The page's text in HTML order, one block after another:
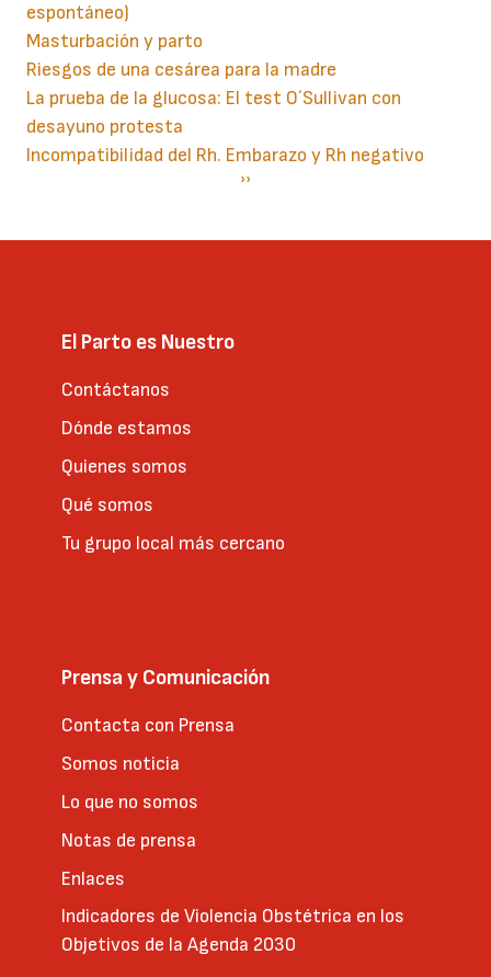
espontáneo)
Masturbación y parto
Riesgos de una cesárea para la madre
La prueba de la glucosa: El test O´Sullivan con
desayuno protesta
Incompatibilidad del Rh. Embarazo y Rh negativo
Siguiente
››
El Parto es Nuestro
Contáctanos
Dónde estamos
Quienes somos
Qué somos
Tu grupo local más cercano
Prensa y Comunicación
Contacta con Prensa
Somos noticia
Lo que no somos
Notas de prensa
Enlaces
Indicadores de Violencia Obstétrica en los
Objetivos de la Agenda 2030